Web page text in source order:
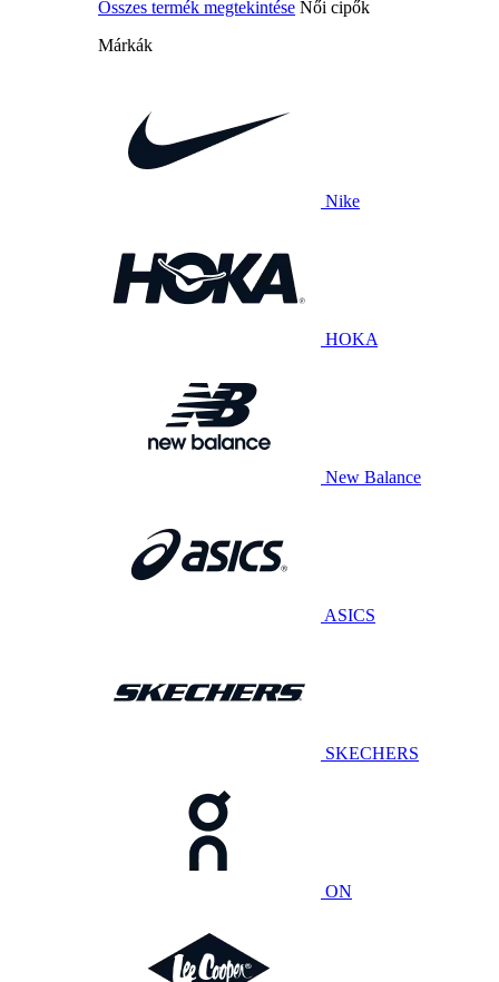
Összes termék megtekintése Női cipők
Márkák
Nike
HOKA
New Balance
ASICS
SKECHERS
ON